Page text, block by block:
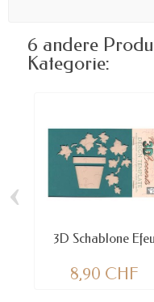
6 andere
Kategorie:
3D Schablone Efeu
8,90 CHF
‹